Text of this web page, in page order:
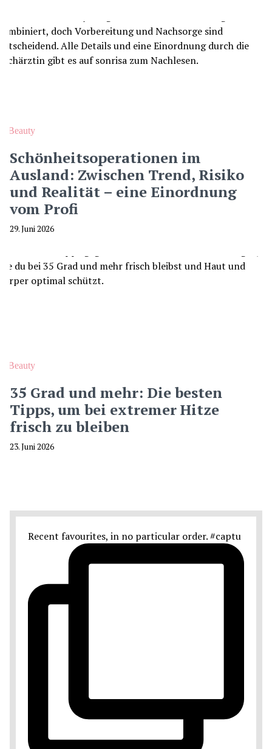
Beauty
Schönheitsoperationen im
Ausland: Zwischen Trend, Risiko
und Realität – eine Einordnung
vom Profi
29. Juni 2026
Beauty
35 Grad und mehr: Die besten
Tipps, um bei extremer Hitze
frisch zu bleiben
23. Juni 2026
Recent favourites, in no particular order. #captu